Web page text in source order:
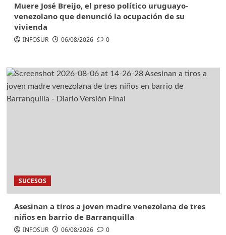
Muere José Breijo, el preso político uruguayo-
venezolano que denunció la ocupación de su
vivienda
INFOSUR 06/08/2026 0
SUCESOS
Asesinan a tiros a joven madre venezolana de tres
niños en barrio de Barranquilla
INFOSUR 06/08/2026 0